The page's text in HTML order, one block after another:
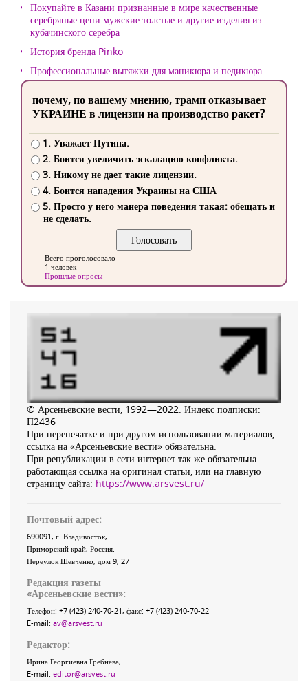
Покупайте в Казани признанные в мире качественные
серебряные цепи мужские толстые и другие изделия из
кубачинского серебра
История бренда Pinko
Профессиональные вытяжки для маникюра и педикюра
почему, по вашему мнению, трамп отказывает
УКРАИНЕ в лицензии на производство ракет?
1. Уважает Путина.
2. Боится увеличить эскалацию конфликта.
3. Никому не дает такие лицензии.
4. Боится нападения Украины на США
5. Просто у него манера поведения такая: обещать и
не сделать.
Всего проголосовало
1 человек
Прошлые опросы
© Арсеньевские вести, 1992—2022. Индекс подписки:
П2436
При перепечатке и при другом использовании материалов,
ссылка на «Арсеньевские вести» обязательна.
При републикации в сети интернет так же обязательна
работающая ссылка на оригинал статьи, или на главную
страницу сайта: https://www.arsvest.ru/
Почтовый адрес:
690091, г. Владивосток,
Приморский край, Россия
Переулок Шевченко, дом 9, 27
Редакция газеты
«Арсеньевские вести»:
Телефон: +7 (423) 240-70-21, факс: +7 (423) 240-70-22
E-mail: av@arsvest.ru
Редактор:
Ирина Георгиевна Гребнёва,
E-mail: editor@arsvest.ru